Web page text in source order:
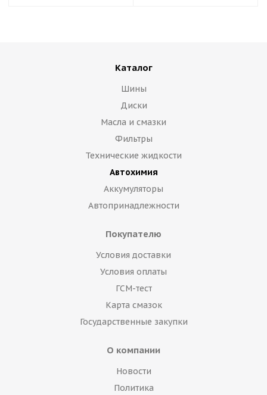
Каталог
Шины
Диски
Масла и смазки
Фильтры
Технические жидкости
Автохимия
Аккумуляторы
Автопринадлежности
Покупателю
Условия доставки
Условия оплаты
ГСМ-тест
Карта смазок
Государственные закупки
О компании
Новости
Политика